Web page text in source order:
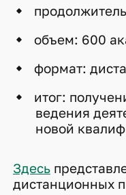
объем: 600
формат:
итог:
ведения
новой
Здесь
дистанционных